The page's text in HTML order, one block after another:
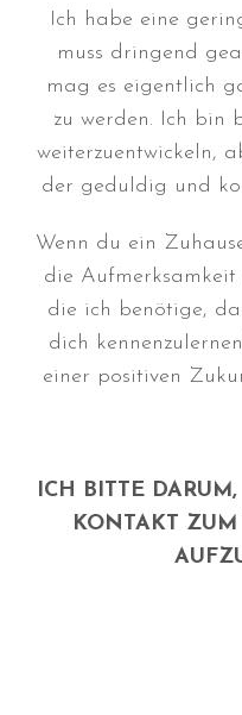
Ich habe eine
muss dringend
mag es eigentlich
zu werden. Ich bin
weiterzuentwickeln,
der geduldig und
Wenn du ein
die
die ich benötige,
dich
einer positiven
ICH BITTE
KONTAKT